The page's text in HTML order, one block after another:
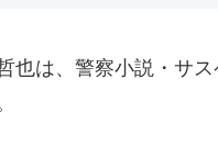
也は、警察小説・サ